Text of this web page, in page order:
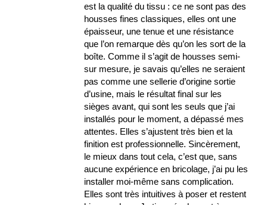
est la qualité du tissu : ce ne sont pas des
housses fines classiques, elles ont une
épaisseur, une tenue et une résistance
que l’on remarque dès qu’on les sort de la
boîte. Comme il s’agit de housses semi-
sur mesure, je savais qu’elles ne seraient
pas comme une sellerie d’origine sortie
d’usine, mais le résultat final sur les
sièges avant, qui sont les seuls que j’ai
installés pour le moment, a dépassé mes
attentes. Elles s’ajustent très bien et la
finition est professionnelle. Sincèrement,
le mieux dans tout cela, c’est que, sans
aucune expérience en bricolage, j’ai pu les
installer moi-même sans complication.
Elles sont très intuitives à poser et restent